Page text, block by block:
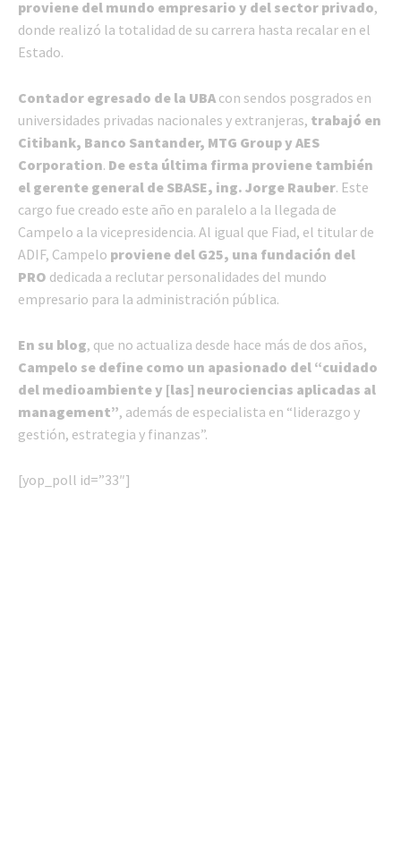
proviene del mundo empresario y del sector privado,
donde realizó la totalidad de su carrera hasta recalar en el
Estado.
Contador egresado de la UBA con sendos posgrados en
universidades privadas nacionales y extranjeras, trabajó en
Citibank, Banco Santander, MTG Group y AES
Corporation. De esta última firma proviene también
el gerente general de SBASE, ing. Jorge Rauber. Este
cargo fue creado este año en paralelo a la llegada de
Campelo a la vicepresidencia. Al igual que Fiad, el titular de
ADIF, Campelo proviene del G25, una fundación del
PRO dedicada a reclutar personalidades del mundo
empresario para la administración pública.
En su blog, que no actualiza desde hace más de dos años,
Campelo se define como un apasionado del “cuidado
del medioambiente y [las] neurociencias aplicadas al
management”, además de especialista en “liderazgo y
gestión, estrategia y finanzas”.
[yop_poll id=”33″]